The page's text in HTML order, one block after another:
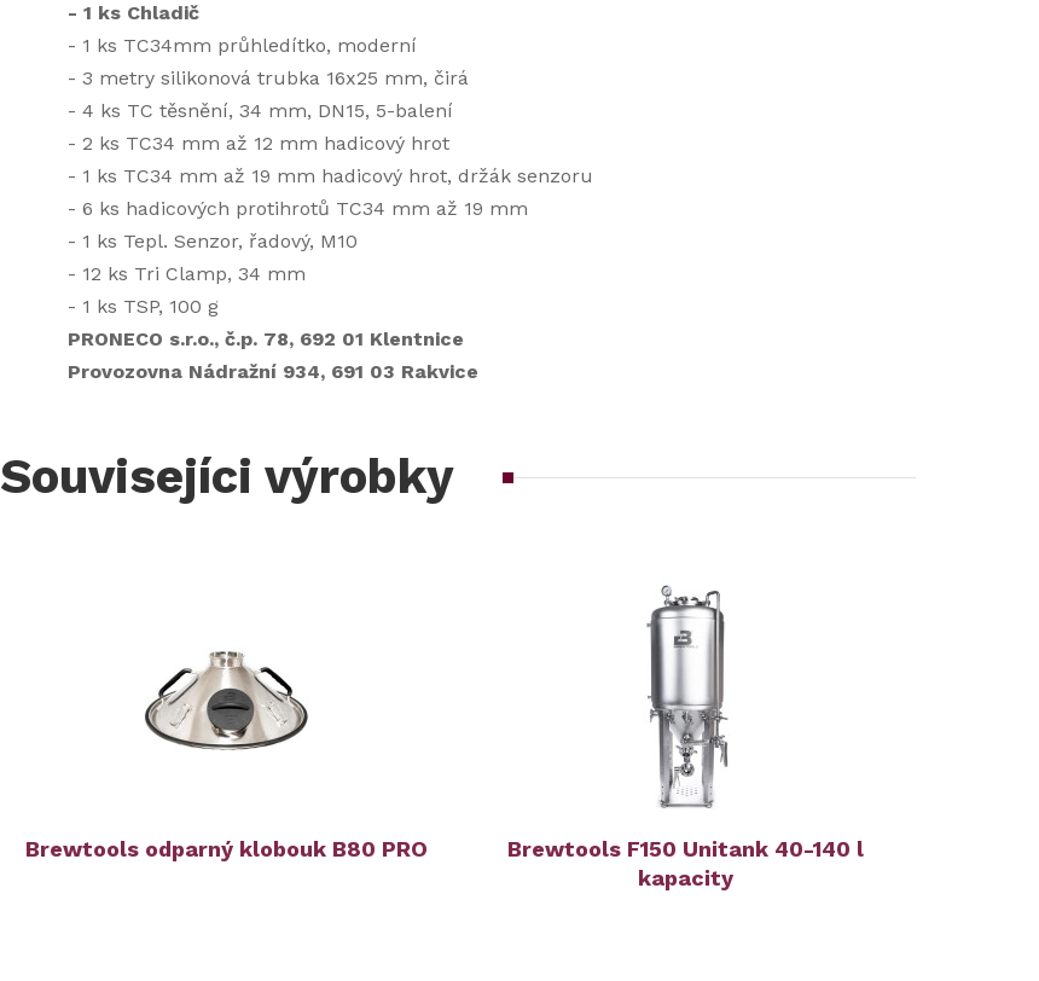
- 1 ks Chladič
- 1 ks TC34mm průhledítko, moderní
- 3 metry silikonová trubka 16x25 mm, čirá
- 4 ks TC těsnění, 34 mm, DN15, 5-balení
- 2 ks TC34 mm až 12 mm hadicový hrot
- 1 ks TC34 mm až 19 mm hadicový hrot, držák senzoru
- 6 ks hadicových protihrotů TC34 mm až 19 mm
- 1 ks Tepl. Senzor, řadový, M10
- 12 ks Tri Clamp, 34 mm
- 1 ks TSP, 100 g
PRONECO s.r.o., č.p. 78, 692 01 Klentnice
Provozovna Nádražní 934, 691 03 Rakvice
Souvisejíci výrobky
Brewtools odparný klobouk B80 PRO
Brewtools F150 Unitank 40-140 l
kapacity